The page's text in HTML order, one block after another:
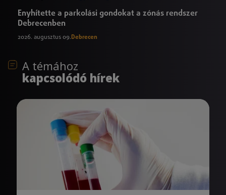
Enyhítette a parkolási gondokat a zónás rendszer
Debrecenben
2026. augusztus 09.Debrecen
A témához
kapcsolódó hírek